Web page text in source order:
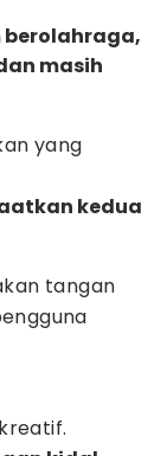
berolahraga,
masih
yang
kedua
tangan